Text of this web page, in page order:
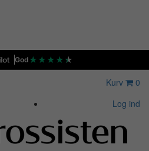
God ★ ★ ★ ★★
Kurv
0
Log ind